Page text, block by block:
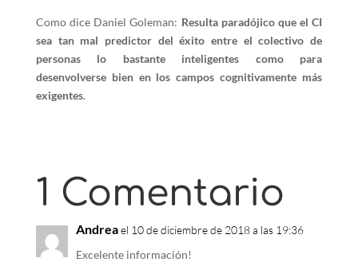
Como dice Daniel Goleman: Resulta paradójico que el CI
sea tan mal predictor del éxito entre el colectivo de
personas lo bastante inteligentes como para
desenvolverse bien en los campos cognitivamente más
exigentes.
1 Comentario
Andreael 10 de diciembre de 2018 a las 19:36
Excelente información!